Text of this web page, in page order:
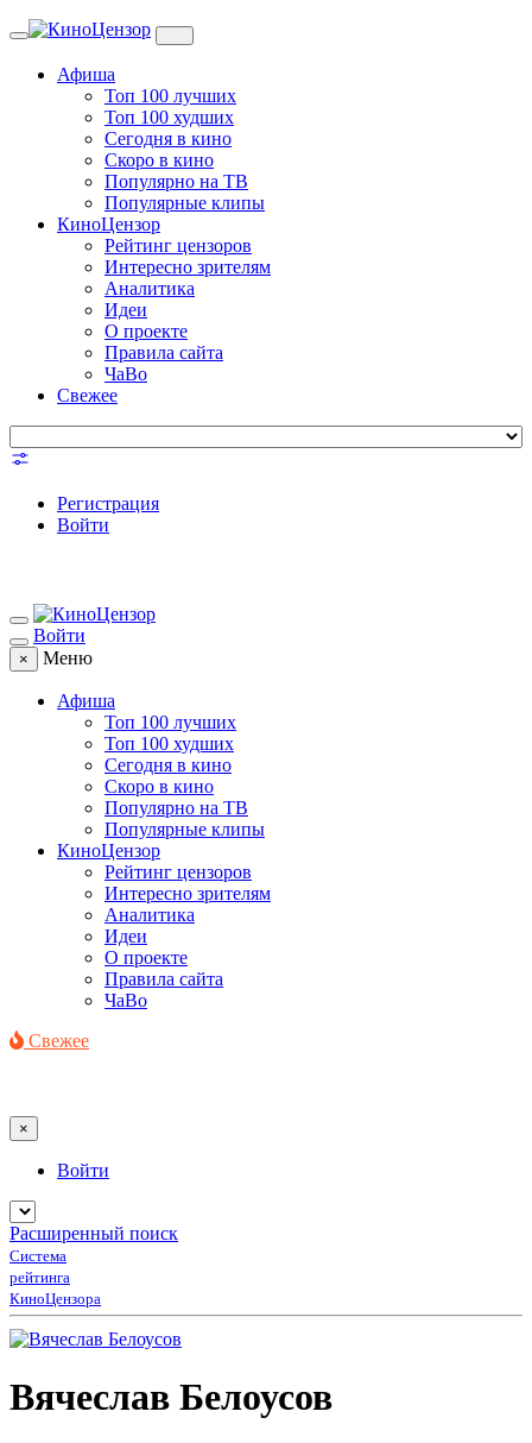
Toggle
Афиша
Топ 100 лучших
Топ 100 худших
Сегодня в кино
Скоро в кино
Популярно на ТВ
Популярные клипы
КиноЦензор
Рейтинг цензоров
Интересно зрителям
Аналитика
Идеи
О проекте
Правила сайта
ЧаВо
Свежее
Регистрация
Войти
Войти
× Меню
Афиша
Топ 100 лучших
Топ 100 худших
Сегодня в кино
Скоро в кино
Популярно на ТВ
Популярные клипы
КиноЦензор
Рейтинг цензоров
Интересно зрителям
Аналитика
Идеи
О проекте
Правила сайта
ЧаВо
Свежее
×
Войти
Расширенный поиск
Система
рейтинга
КиноЦензора
Вячеслав Белоусов